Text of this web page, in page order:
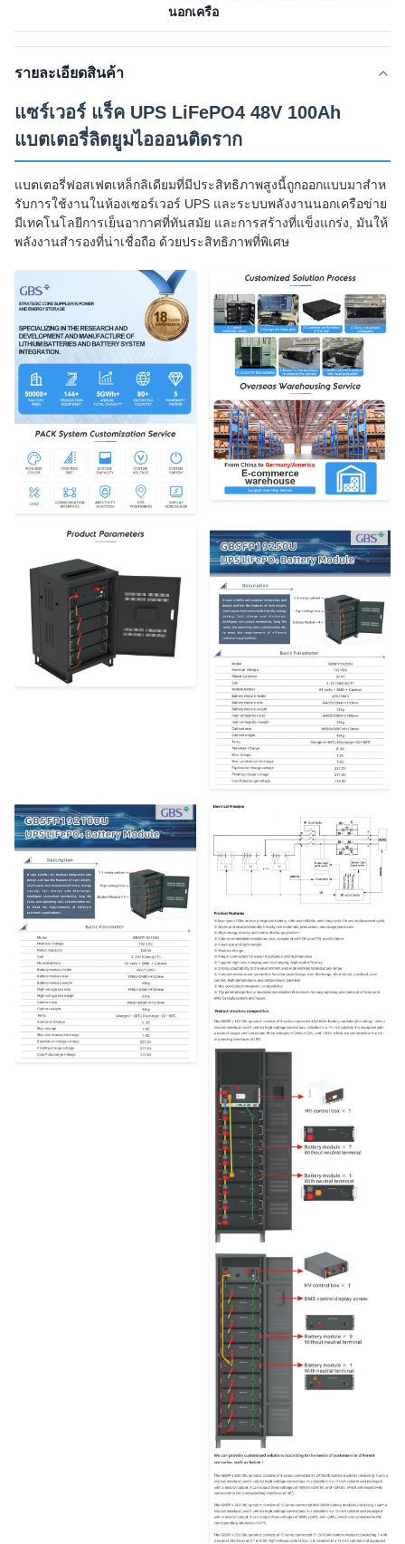
นอกเครือ
รายละเอียดสินค้า
แซร์เวอร์ แร็ค UPS LiFePO4 48V 100Ah
แบตเตอรี่ลิตยูมไอออนติดราก
แบตเตอรี่ฟอสเฟตเหล็กลิเดียมที่มีประสิทธิภาพสูงนี้ถูกออกแบบมาสําห
รับการใช้งานในห้องเซอร์เวอร์ UPS และระบบพลังงานนอกเครือข่าย
มีเทคโนโลยีการเย็นอากาศที่ทันสมัย และการสร้างที่แข็งแกร่ง, มันให้
พลังงานสํารองที่น่าเชื่อถือ ด้วยประสิทธิภาพที่พิเศษ